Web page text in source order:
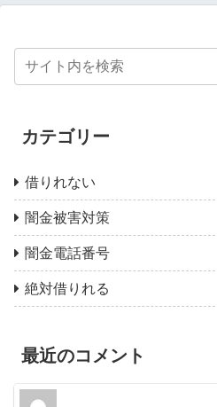
カテゴリー
借りれない
闇金被害対策
闇金電話番号
絶対借りれる
最近のコメント